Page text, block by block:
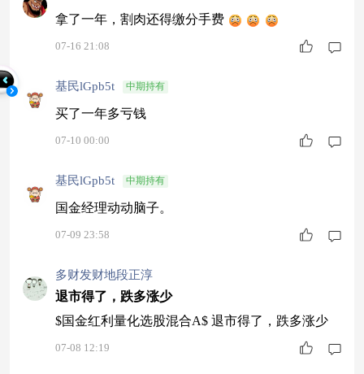
拿了一年，割肉还得缴分手费
07-16 21:08
基民lGpb5t 中期持有
买了一年多亏钱
07-10 00:00
基民lGpb5t 中期持有
国金经理动动脑子。
07-09 23:58
多财发财地段正淳
退市得了，跌多涨少
$国金红利量化选股混合A$ 退市得了，跌多涨少
07-08 12:19